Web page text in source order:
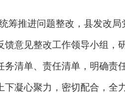
筹推进问题整改，县发改
意见整改工作领导小组
清单、责任清单，明确
凝心聚力，密切配合，全